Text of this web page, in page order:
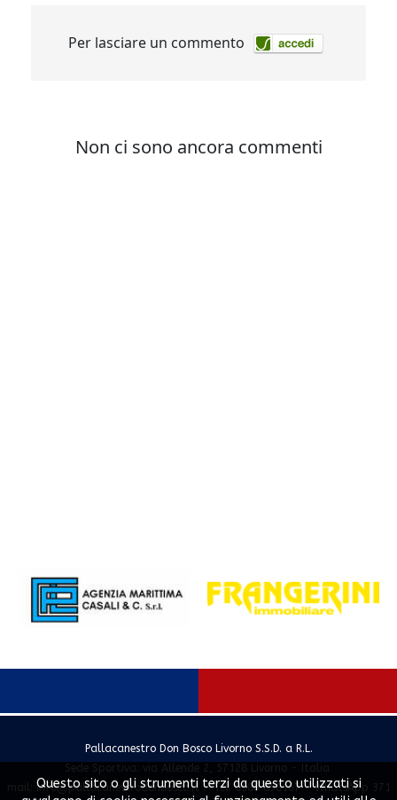
Pallacanestro Don Bosco Livorno S.S.D. a R.L.
Sede Sportiva: via Allende 2, 57128 Livorno - Italia
mail: info@pallacanestrodonbosco.it - Tel. 0586 858167 - WhatsApp 371
Questo sito o gli strumenti terzi da questo utilizzati si